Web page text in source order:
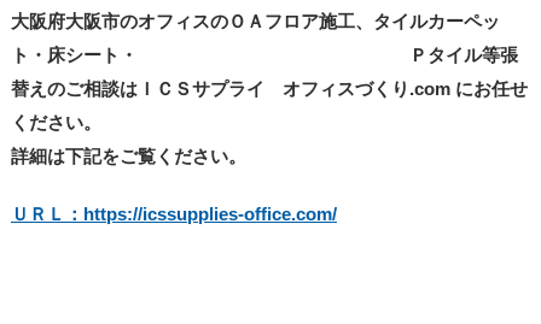
大阪府大阪市のオフィスのＯＡフロア施工、タイルカーペッ
ト・床シート・ Ｐタイル等張
替えのご相談はＩＣＳサプライ オフィスづくり.com にお任せ
ください。
詳細は下記をご覧ください。
ＵＲＬ：https://icssupplies-office.com/